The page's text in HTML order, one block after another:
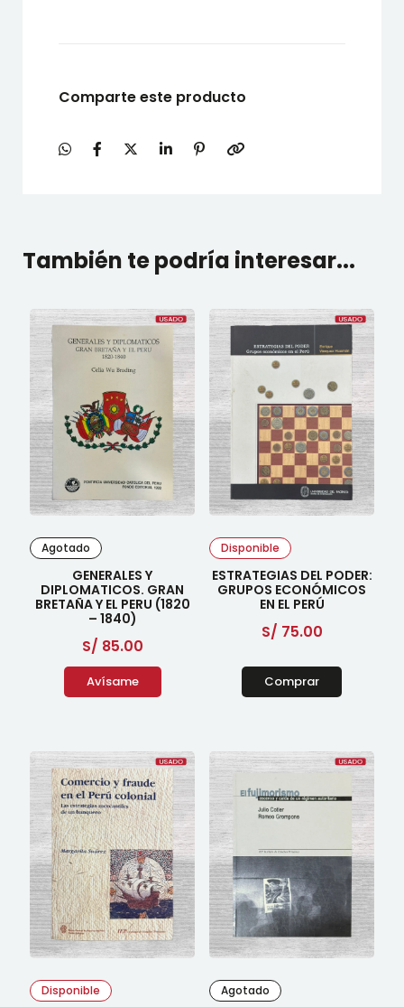
Comparte este producto
También te podría interesar...
Agotado
GENERALES Y
DIPLOMATICOS. GRAN
BRETAÑA Y EL PERU (1820
– 1840)
S/ 85.00
Avísame
Disponible
ESTRATEGIAS DEL PODER:
GRUPOS ECONÓMICOS
EN EL PERÚ
S/ 75.00
Comprar
Disponible Agotado